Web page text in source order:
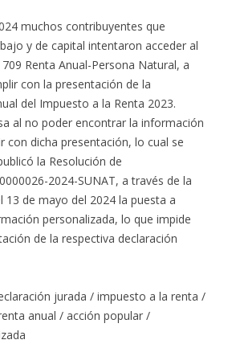
muchos contribuyentes que
y de capital intentaron acceder al
Renta Anual-Persona Natural, a
con la presentación de la
del Impuesto a la Renta 2023.
al no poder encontrar la información
con dicha presentación, lo cual se
la Resolución de
2024-SUNAT, a través de la
13 de mayo del 2024 la puesta a
personalizada, lo que impide
de la respectiva declaración
jurada / impuesto a la renta /
anual / acción popular /